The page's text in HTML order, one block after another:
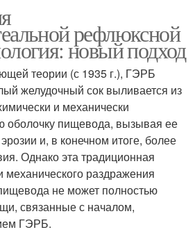
рефлюксной
новый подход
теории (с 1935 г.), ГЭРБ
желудочный сок выливается из
и механически
оболочку пищевода, вызывая ее
и, в конечном итоге, более
Однако эта традиционная
механического раздражения
не может полностью
связанные с началом,
ГЭРБ.